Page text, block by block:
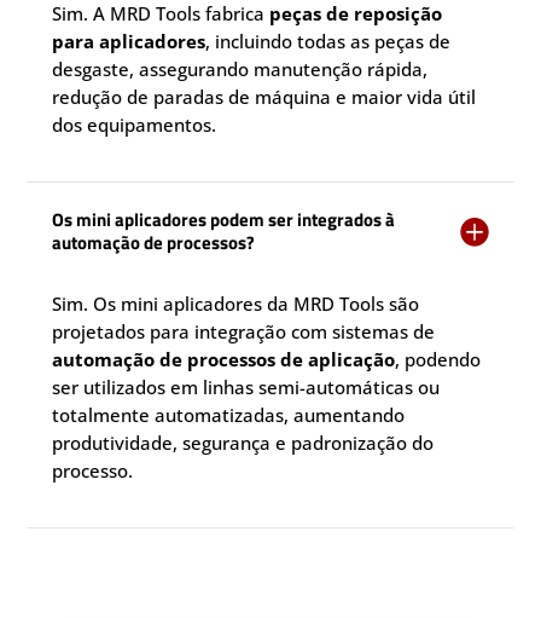
Sim. A MRD Tools fabrica peças de reposição
para aplicadores, incluindo todas as peças de
desgaste, assegurando manutenção rápida,
redução de paradas de máquina e maior vida útil
dos equipamentos.
Os mini aplicadores podem ser integrados à
automação de processos?

Sim. Os mini aplicadores da MRD Tools são
projetados para integração com sistemas de
automação de processos de aplicação, podendo
ser utilizados em linhas semi-automáticas ou
totalmente automatizadas, aumentando
produtividade, segurança e padronização do
processo.